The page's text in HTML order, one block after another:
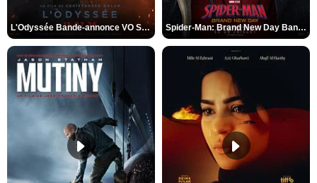
L'Odyssée Bande-annonce VO STFR Spider-Man: Brand New Day Bande-annonce VO STFR